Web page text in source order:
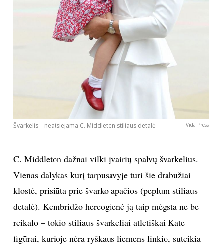
Švarkelis – neatsiejama C. Middleton stiliaus detalė Vida Press
C. Middleton dažnai vilki įvairių spalvų švarkelius.
Vienas dalykas kurį tarpusavyje turi šie drabužiai –
klostė, prisiūta prie švarko apačios (peplum stiliaus
detalė). Kembridžo hercogienė ją taip mėgsta ne be
reikalo – tokio stiliaus švarkeliai atletiškai Kate
figūrai, kurioje nėra ryškaus liemens linkio, suteikia